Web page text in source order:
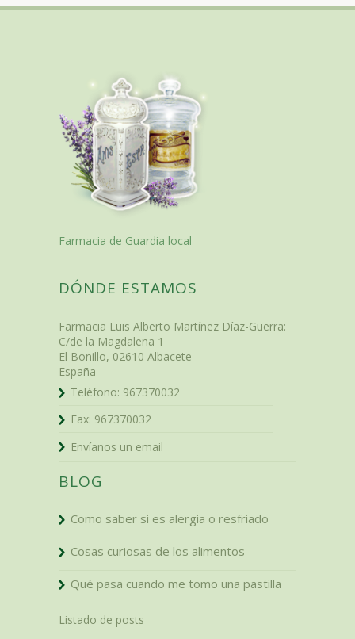
Farmacia de Guardia local
DÓNDE ESTAMOS
Farmacia Luis Alberto Martínez Díaz-Guerra:
C/de la Magdalena 1
El Bonillo, 02610 Albacete
España
Teléfono: 967370032
Fax: 967370032
Envíanos un email
BLOG
Como saber si es alergia o resfriado
Cosas curiosas de los alimentos
Qué pasa cuando me tomo una pastilla
Listado de posts